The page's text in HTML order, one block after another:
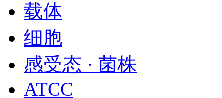
载体
细胞
感受态 · 菌株
ATCC